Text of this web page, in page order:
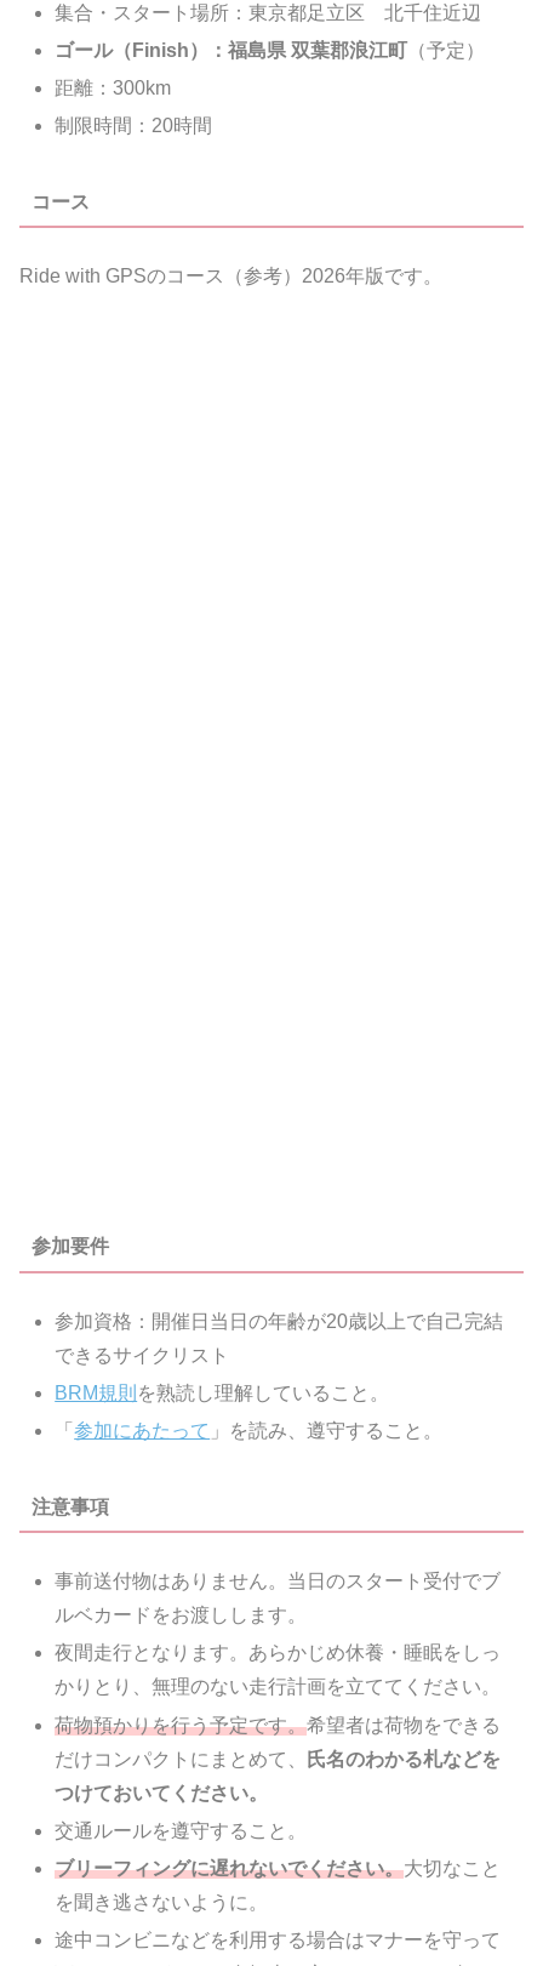
集合・スタート場所：東京都足立区 北千住近辺
ゴール（Finish）：福島県 双葉郡浪江町 （予定）
距離：300km
制限時間：20時間
コース
Ride with GPSのコース（参考）2026年版です。
参加要件
参加資格：開催日当日の年齢が20歳以上で自己完結
できるサイクリスト
BRM規則 を熟読し理解していること。
「参加にあたって 」を読み、遵守すること。
注意事項
事前送付物はありません。当日のスタート受付でブ
ルベカードをお渡しします。
夜間走行となります。あらかじめ休養・睡眠をしっ
かりとり、無理のない走行計画を立ててください。
荷物預かりを行う予定です。希望者は荷物をできる
だけコンパクトにまとめて、
氏名のわかる札などを
つけておいてください。
交通ルールを遵守すること。
ブリーフィングに遅れないでください。大切なこと
を聞き逃さないように。
途中コンビニなどを利用する場合はマナーを守って